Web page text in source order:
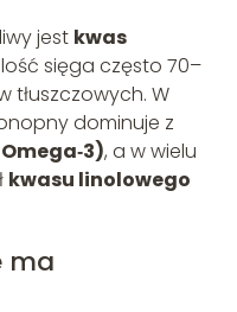
jest kwas
sięga często 70–
tłuszczowych. W
dominuje z
, a w wielu
kwasu linolowego
ma